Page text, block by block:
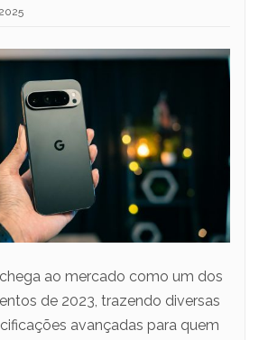
ao mercado como um dos
de 2023, trazendo diversas
avançadas para quem